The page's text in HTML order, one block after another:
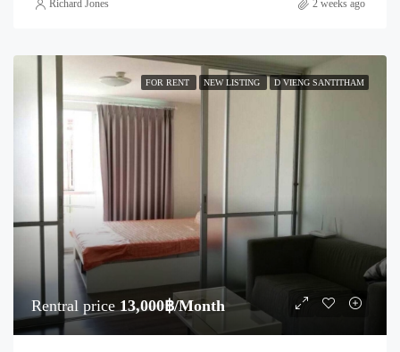
Richard Jones 2 weeks ago
FOR RENT NEW LISTING D VIENG SANTITHAM
Rentral price 13,000฿/Month